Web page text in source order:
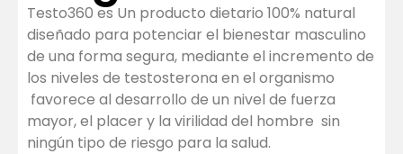
Testo360 es Un producto dietario 100% natural
diseñado para potenciar el bienestar masculino
de una forma segura, mediante el incremento de
los niveles de testosterona en el organismo
favorece al desarrollo de un nivel de fuerza
mayor, el placer y la virilidad del hombre sin
ningún tipo de riesgo para la salud.